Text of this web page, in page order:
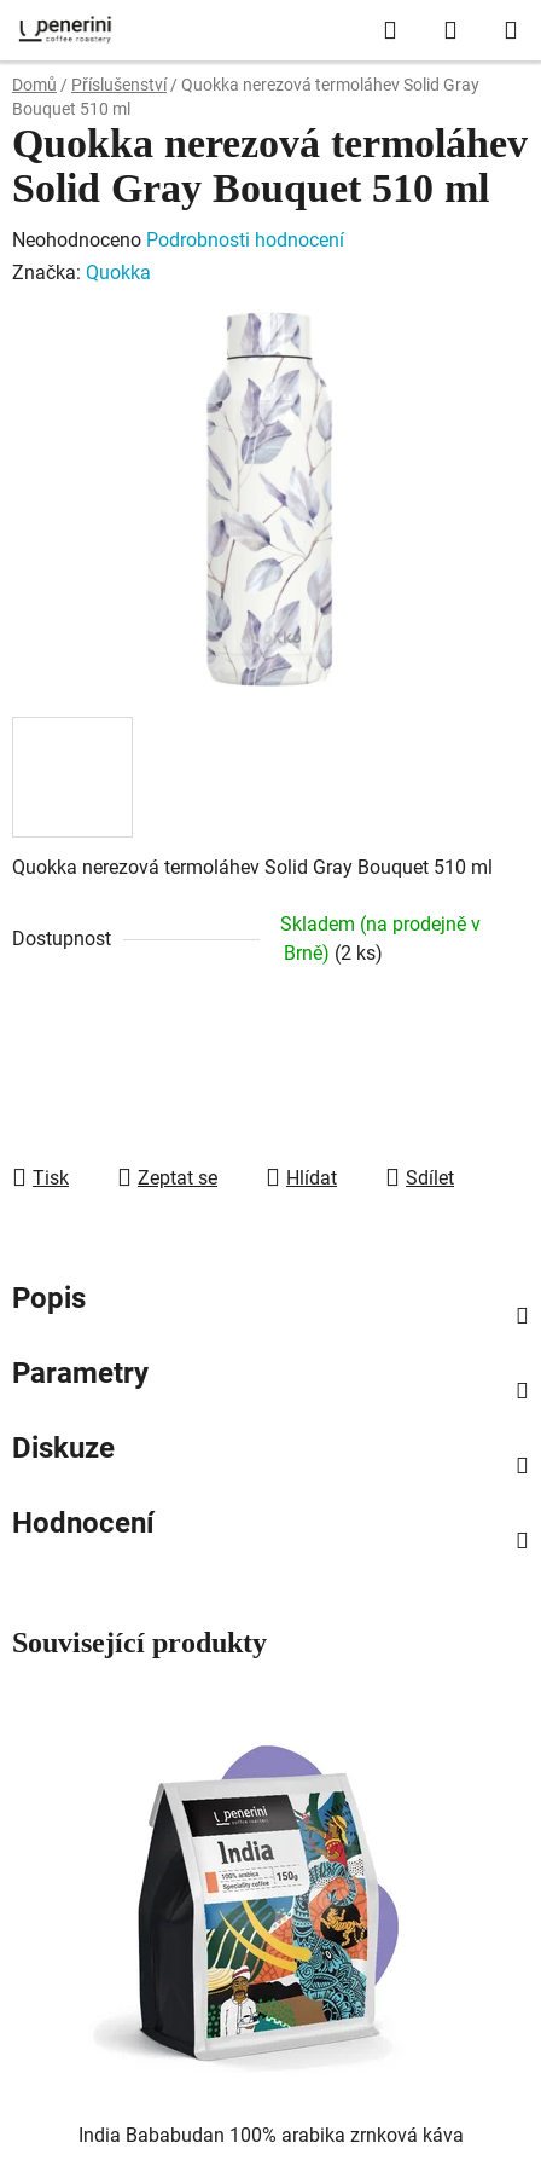
na
obsah
Hledat
KOŠÍK
Domů / Příslušenství / Quokka nerezová termoláhev Solid Gray
Bouquet 510 ml
Quokka nerezová termoláhev Solid Gray Bouquet 510 ml
Dostupnost
Skladem (na prodejně v
Brně) (2 ks)
Tisk Zeptat se Hlídat Sdílet
Quokka nerezová termoláhev
Solid Gray Bouquet 510 ml
Průměrné
hodnocení
Neohodnoceno Podrobnosti hodnocení
Značka: Quokka
Popis
Parametry
Diskuze
Hodnocení
Související produkty
India Bababudan 100% arabika zrnková káva